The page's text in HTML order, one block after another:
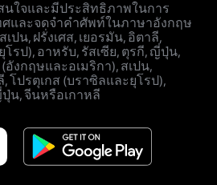
นใจและมีประสิทธิภาพในการ
ศและจดจำคำศัพท์ในภาษาอังกฤษ
ปน, ฝรั่งเศส, เยอรมัน, อิตาลี,
รป), อาหรับ, รัสเซีย, ตุรกี, ญี่ปุ่น,
งกฤษและอเมริกา), สเปน,
, โปรตุเกส (บราซิลและยุโรป),
น, จีนหรือเกาหลี